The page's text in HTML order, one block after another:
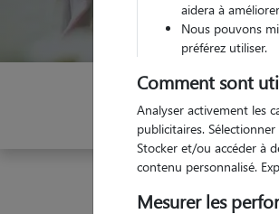
aidera à
Nous pouvons
préférez utiliser.
Comment sont
Analyser activement les
publicitaires.
Stocker et/ou accéder à
contenu personnalisé.
Mesurer les